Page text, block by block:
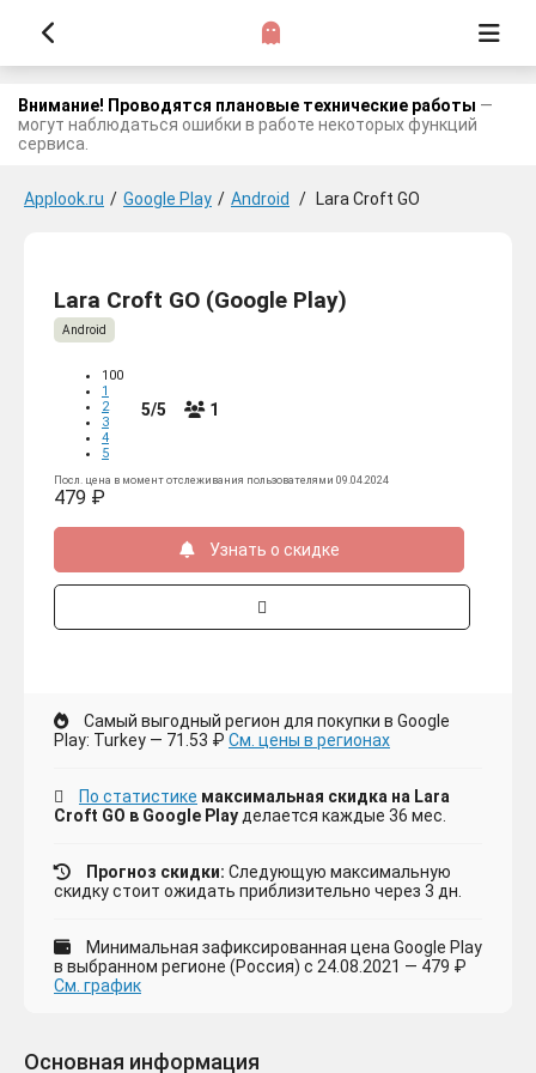
Внимание! Проводятся плановые технические работы —
могут наблюдаться ошибки в работе некоторых функций
сервиса.
Applook.ru / Google Play / Android / Lara Croft GO
Lara Croft GO (Google Play)
Android
100
1
2
3
4
5
5/5 1
Посл. цена в момент отслеживания пользователями 09.04.2024
479 ₽
Узнать о скидке
Самый выгодный регион для покупки в Google
Play: Turkey — 71.53 ₽ См. цены в регионах
По статистике максимальная скидка на Lara
Croft GO в Google Playделается каждые 36 мес.
Прогноз скидки: Следующую максимальную
скидку стоит ожидать приблизительно через 3 дн.
Минимальная зафиксированная цена Google Play
в выбранном регионе (Россия) с 24.08.2021 — 479 ₽
См. график
Основная информация